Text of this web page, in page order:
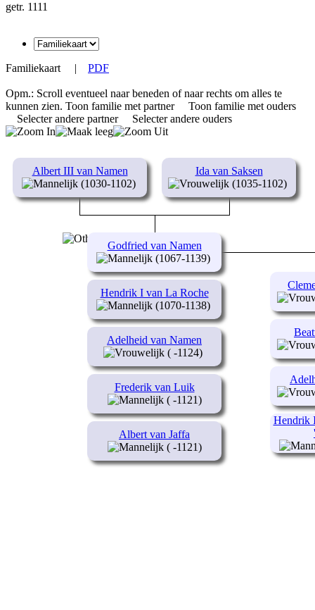
getr. 1111
Familiekaart | PDF
Opm.: Scroll eventueel naar beneden of naar rechts om alles te
kunnen zien. Toon familie met partner
Toon familie met ouders
Selecter andere partner
Selecter andere ouders
Albert III van Namen
(1030-1102)
Ida van Saksen
(1035-1102)
Hendrik I van La Roche
(1070-1138)
Adelheid van Namen
( -1124)
Frederik van Luik
( -1121)
Albert van Jaffa
( -1121)
Godfried van Namen
(1067-1139)
Hendrik